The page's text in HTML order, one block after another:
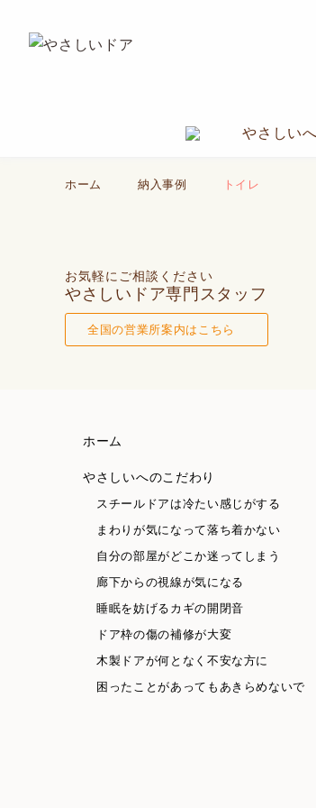
やさしい
ホーム 納入事例 トイレ
お気軽にご相談ください
やさしいドア専門スタッフ
全国の営業所案内はこちら
ホーム
やさしいへのこだわり
スチールドアは冷たい感じがする
まわりが気になって落ち着かない
自分の部屋がどこか迷ってしまう
廊下からの視線が気になる
睡眠を妨げるカギの開閉音
ドア枠の傷の補修が大変
木製ドアが何となく不安な方に
困ったことがあってもあきらめないで